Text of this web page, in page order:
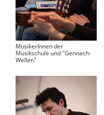
MusikerInnen der
Musikschule und "Gennach-
Wellen"